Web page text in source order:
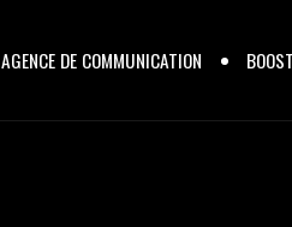
AGENCE DE COMMUNICATION